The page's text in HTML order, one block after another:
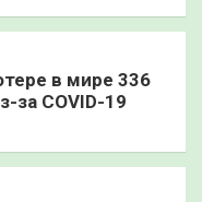
в мире 336
за COVID-19